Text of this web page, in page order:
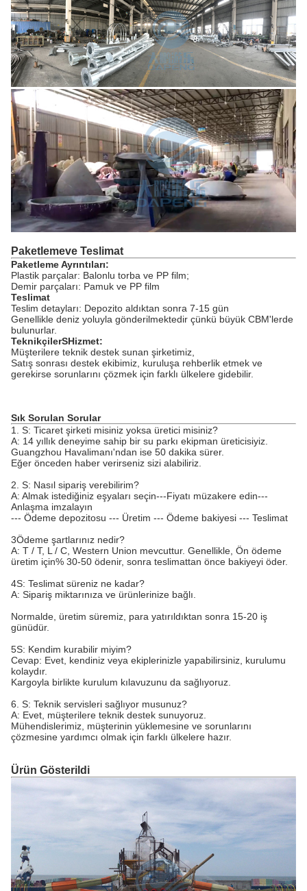
Paketlemeve Teslimat
Paketleme Ayrıntıları:
Plastik parçalar: Balonlu torba ve PP film;
Demir parçaları: Pamuk ve PP film
Teslimat
Teslim detayları: Depozito aldıktan sonra 7-15 gün
Genellikle deniz yoluyla gönderilmektedir çünkü büyük CBM'lerde
bulunurlar.
TeknikçilerSHizmet:
Müşterilere teknik destek sunan şirketimiz,
Satış sonrası destek ekibimiz, kuruluşa rehberlik etmek ve
gerekirse sorunlarını çözmek için farklı ülkelere gidebilir.
Sık Sorulan Sorular
1. S: Ticaret şirketi misiniz yoksa üretici misiniz?
A: 14 yıllık deneyime sahip bir su parkı ekipman üreticisiyiz.
Guangzhou Havalimanı'ndan ise 50 dakika sürer.
Eğer önceden haber verirseniz sizi alabiliriz.
2. S: Nasıl sipariş verebilirim?
A: Almak istediğiniz eşyaları seçin---Fiyatı müzakere edin---
Anlaşma imzalayın
--- Ödeme depozitosu --- Üretim --- Ödeme bakiyesi --- Teslimat
3Ödeme şartlarınız nedir?
A: T / T, L / C, Western Union mevcuttur. Genellikle, Ön ödeme
üretim için% 30-50 ödenir, sonra teslimattan önce bakiyeyi öder.
4S: Teslimat süreniz ne kadar?
A: Sipariş miktarınıza ve ürünlerinize bağlı.
Normalde, üretim süremiz, para yatırıldıktan sonra 15-20 iş
günüdür.
5S: Kendim kurabilir miyim?
Cevap: Evet, kendiniz veya ekiplerinizle yapabilirsiniz, kurulumu
kolaydır.
Kargoyla birlikte kurulum kılavuzunu da sağlıyoruz.
6. S: Teknik servisleri sağlıyor musunuz?
A: Evet, müşterilere teknik destek sunuyoruz.
Mühendislerimiz, müşterinin yüklemesine ve sorunlarını
çözmesine yardımcı olmak için farklı ülkelere hazır.
Ürün Gösterildi